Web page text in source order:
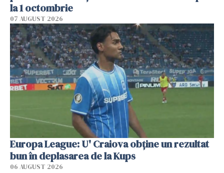
la 1 octombrie
07 AUGUST 2026
Europa League: U' Craiova obține un rezultat
bun în deplasarea de la Kups
06 AUGUST 2026